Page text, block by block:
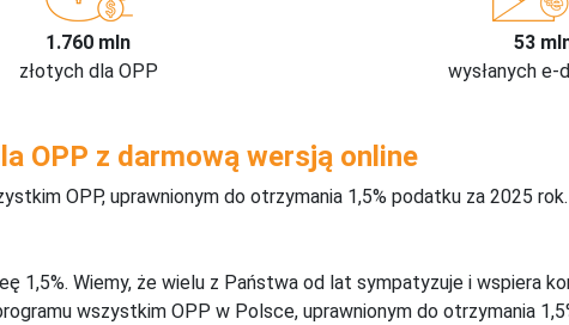
1.760 mln
złotych dla OPP
53
wysłanych e-
OPP z darmową wersją online
OPP, uprawnionym do otrzymania 1,5% podatku za 2025
1,5%. Wiemy, że wielu z Państwa od lat sympatyzuje i wspiera
wszystkim OPP w Polsce, uprawnionym do otrzymania